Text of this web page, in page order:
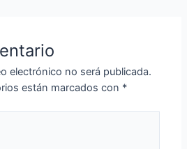
electrónico no será publicada.
están marcados con *